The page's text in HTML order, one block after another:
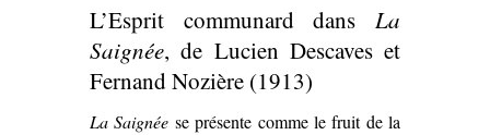
Bertolt Brecht
(1949)’
L’Esprit communard dans La
Saignée, de Lucien Descaves et
Fernand Nozière (1913)
La Saignée se présente comme le fruit de la